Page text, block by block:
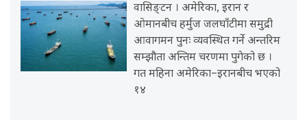
वासिङ्टन । अमेरिका, इरान र
ओमानबीच हर्मुज जलघाँटीमा समुद्री
आवागमन पुनः व्यवस्थित गर्ने अन्तरिम
सम्झौता अन्तिम चरणमा पुगेको छ ।
गत महिना अमेरिका–इरानबीच भएको
१४